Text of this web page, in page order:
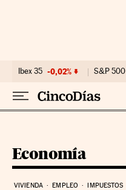
Ibex 35 -0,02% S&P 500
Economía
VIVIENDA EMPLEO IMPUESTOS